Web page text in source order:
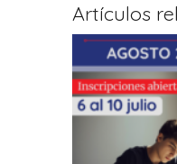
Artículos